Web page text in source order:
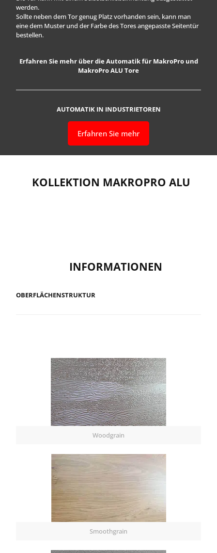
werden.
Sollte neben dem Tor genug Platz vorhanden sein, kann man
eine dem Muster und der Farbe des Tores angepasste Seitentür
bestellen.
Erfahren Sie mehr über die Automatik für MakroPro und
MakroPro ALU Tore
AUTOMATIKIN INDUSTRIETOREN
Erfahren Sie mehr
KOLLEKTION MAKROPRO ALU
INFORMATIONEN
OBERFLÄCHENSTRUKTUR
Woodgrain
Smoothgrain